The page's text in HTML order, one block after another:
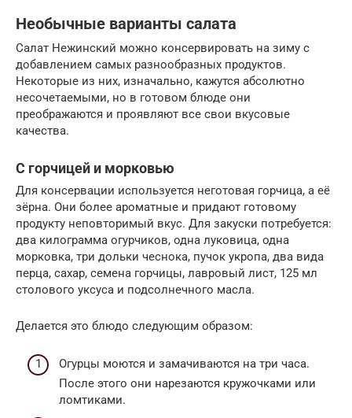
Необычные варианты салата
Салат Нежинский можно консервировать на зиму с
добавлением самых разнообразных продуктов.
Некоторые из них, изначально, кажутся абсолютно
несочетаемыми, но в готовом блюде они
преображаются и проявляют все свои вкусовые
качества.
С горчицей и морковью
Для консервации используется неготовая горчица, а её
зёрна. Они более ароматные и придают готовому
продукту неповторимый вкус. Для закуски потребуется:
два килограмма огурчиков, одна луковица, одна
морковка, три дольки чеснока, пучок укропа, два вида
перца, сахар, семена горчицы, лавровый лист, 125 мл
столового уксуса и подсолнечного масла.
Делается это блюдо следующим образом:
Огурцы моются и замачиваются на три часа.
После этого они нарезаются кружочками или
ломтиками.